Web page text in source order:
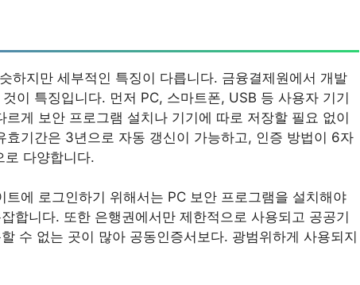
하지만 세부적인 특징이 다릅니다. 금융결제원에서 개발
이 특징입니다. 먼저 PC, 스마트폰, USB 등 사용자 기기
게 보안 프로그램 설치나 기기에 따로 저장할 필요 없이
효기간은 3년으로 자동 갱신이 가능하고, 인증 방법이 6자
로 다양합니다.
에 로그인하기 위해서는 PC 보안 프로그램을 설치해야
합니다. 또한 은행권에서만 제한적으로 사용되고 공공기
수 없는 곳이 많아 공동인증서보다. 광범위하게 사용되지